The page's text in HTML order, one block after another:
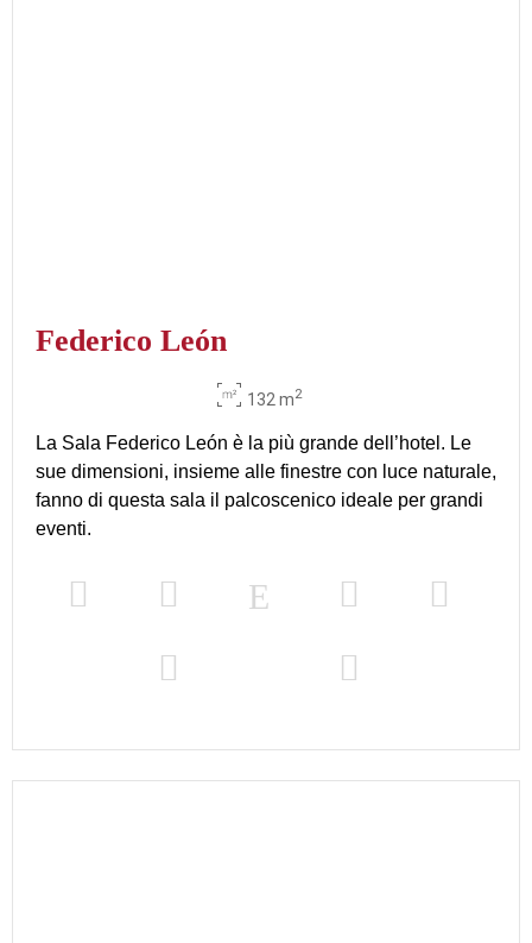
Federico León
132 m2
La Sala Federico León è la più grande dell’hotel. Le
sue dimensioni, insieme alle finestre con luce naturale,
fanno di questa sala il palcoscenico ideale per grandi
eventi.